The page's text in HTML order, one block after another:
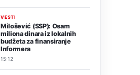
VESTI
Milošević (SSP): Osam
miliona dinara iz lokalnih
budžeta za finansiranje
Informera
15:12